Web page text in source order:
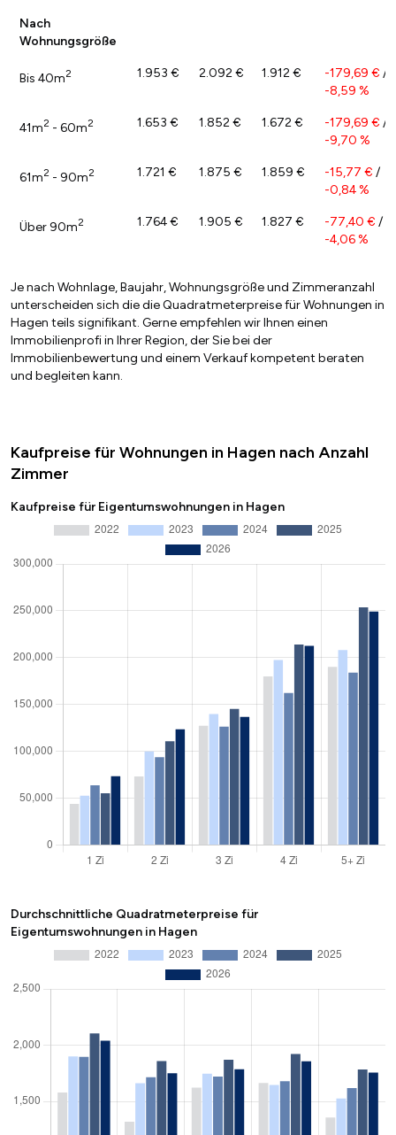
Nach
Wohnungsgröße
Bis 40m2 1.953 € 2.092 € 1.912 € -179,69 € /
-8,59 %
41m2 - 60m2 1.653 € 1.852 € 1.672 € -179,69 € /
-9,70 %
61m2 - 90m2 1.721 € 1.875 € 1.859 € -15,77 € /
-0,84 %
Über 90m2 1.764 € 1.905 € 1.827 € -77,40 € /
-4,06 %
Je nach Wohnlage, Baujahr, Wohnungsgröße und Zimmeranzahl
unterscheiden sich die die Quadratmeterpreise für Wohnungen in
Hagen teils signifikant. Gerne empfehlen wir Ihnen einen
Immobilienprofi in Ihrer Region, der Sie bei der
Immobilienbewertung und einem Verkauf kompetent beraten
und begleiten kann.
Kaufpreise für Wohnungen in Hagen nach Anzahl
Zimmer
Kaufpreise für Eigentumswohnungen in Hagen
Durchschnittliche Quadratmeterpreise für
Eigentumswohnungen in Hagen